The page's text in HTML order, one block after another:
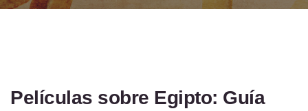
Películas sobre Egipto: Guía